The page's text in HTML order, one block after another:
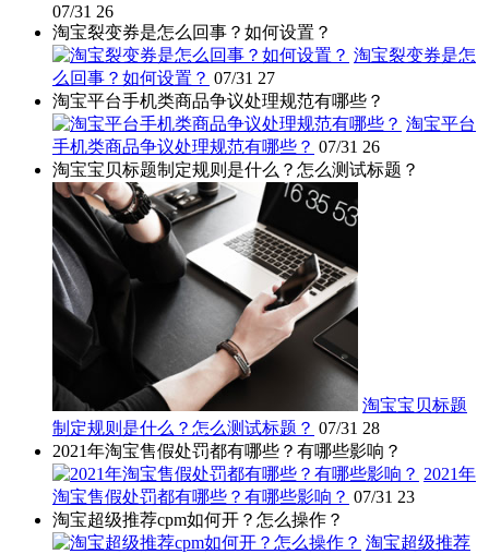
07/31 26
淘宝裂变券是怎么回事？如何设置？
淘宝裂变券是怎
么回事？如何设置？ 07/31 27
淘宝平台手机类商品争议处理规范有哪些？
淘宝平台
手机类商品争议处理规范有哪些？ 07/31 26
淘宝宝贝标题制定规则是什么？怎么测试标题？
淘宝宝贝标题
制定规则是什么？怎么测试标题？ 07/31 28
2021年淘宝售假处罚都有哪些？有哪些影响？
2021年
淘宝售假处罚都有哪些？有哪些影响？ 07/31 23
淘宝超级推荐cpm如何开？怎么操作？
淘宝超级推荐